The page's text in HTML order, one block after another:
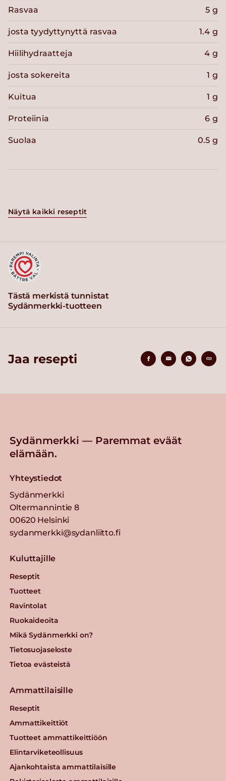
Rasvaa 5 g
josta tyydyttynyttä rasvaa 1.4 g
Hiilihydraatteja 4 g
josta sokereita 1 g
Kuitua 1 g
Proteiinia 6 g
Suolaa 0.5 g
Näytä kaikki reseptit
Tästä merkistä tunnistat
Sydänmerkki-tuotteen
Jaa resepti
Sydänmerkki — Paremmat eväät
elämään.
Yhteystiedot
Sydänmerkki
Oltermannintie 8
00620 Helsinki
sydanmerkki@sydanliitto.fi
Kuluttajille
Reseptit
Tuotteet
Ravintolat
Ruokaideoita
Mikä Sydänmerkki on?
Tietosuojaseloste
Tietoa evästeistä
Ammattilaisille
Reseptit
Ammattikeittiöt
Tuotteet ammattikeittiöön
Elintarviketeollisuus
Ajankohtaista ammattilaisille